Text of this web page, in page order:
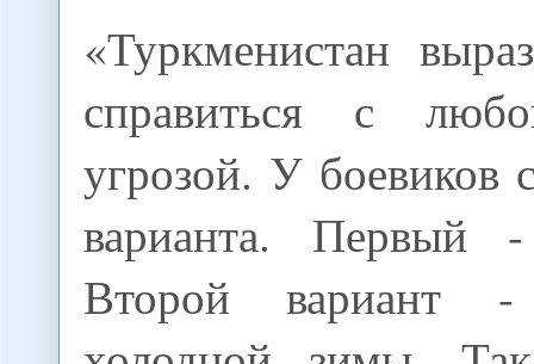
«Туркменистан
справиться с
угрозой. У боевиков
варианта. Первый
Второй вариант